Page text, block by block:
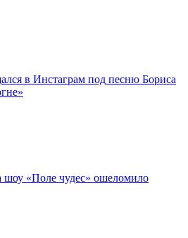
в Инстаграм под песню Бориса
«Поле чудес» ошеломило